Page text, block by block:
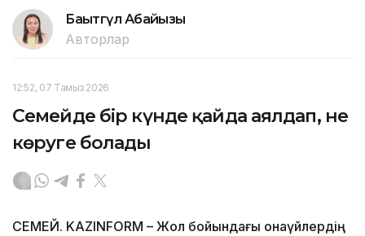
Бақытгүл Абайқызы
Авторлар
12:52, 07 Тамыз 2026
Семейде бір күнде қайда аялдап, не
көруге болады
СЕМЕЙ. KAZINFORM – Жол бойындағы қонақүйлердің